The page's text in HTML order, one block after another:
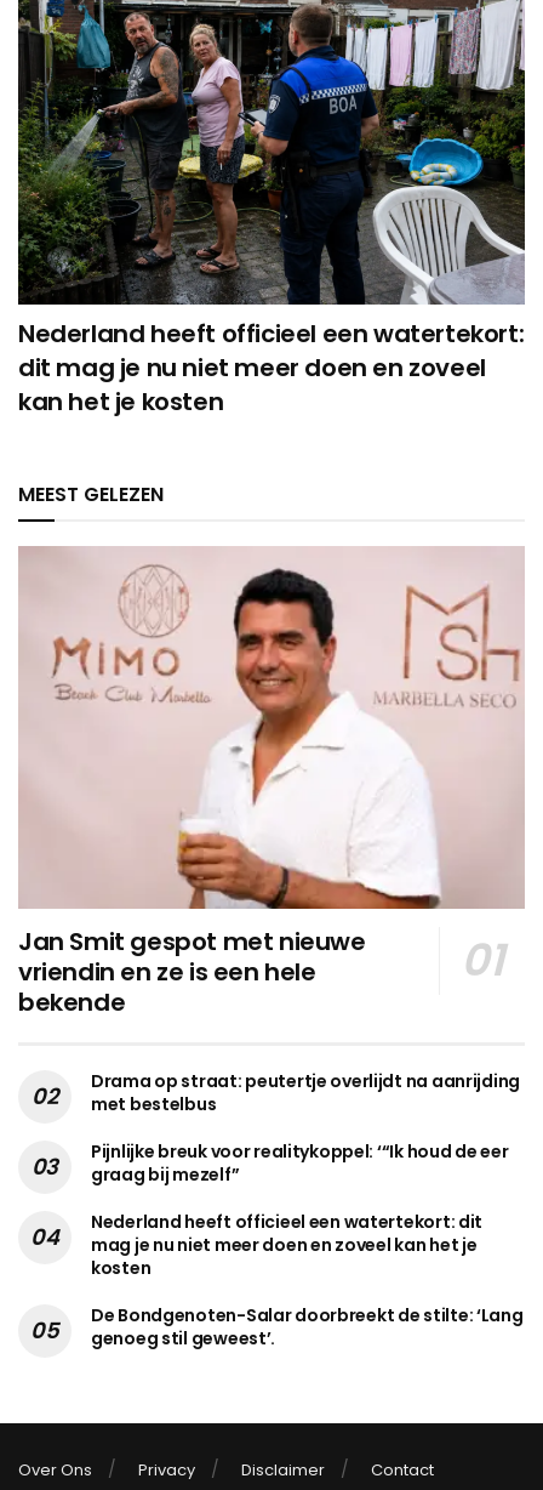
Nederland heeft officieel een watertekort:
dit mag je nu niet meer doen en zoveel
kan het je kosten
MEEST GELEZEN
Jan Smit gespot met nieuwe
vriendin en ze is een hele
bekende
Drama op straat: peutertje overlijdt na aanrijding
met bestelbus
Pijnlijke breuk voor realitykoppel: ‘“Ik houd de eer
graag bij mezelf”
Nederland heeft officieel een watertekort: dit
mag je nu niet meer doen en zoveel kan het je
kosten
De Bondgenoten-Salar doorbreekt de stilte: ‘Lang
genoeg stil geweest’.
Over Ons Privacy Disclaimer Contact